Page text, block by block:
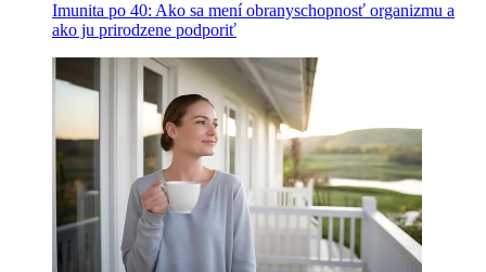
Imunita po 40: Ako sa mení obranyschopnosť organizmu a
ako ju prirodzene podporiť